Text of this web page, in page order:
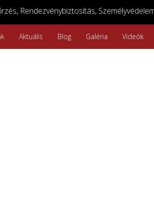
Rendezvénybiztosítás,
Aktuális Blog Galéria Videók